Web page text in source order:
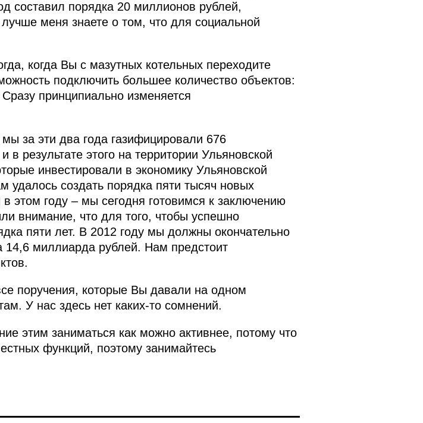
составил порядка 20 миллионов рублей,
меня знаете о том, что для социальной
когда Вы с мазутных котельных переходите
подключить большее количество объектов:
принципиально изменяется
за эти два года газифицировали 676
результате этого на территории Ульяновской
инвестировали в экономику Ульяновской
создать порядка пяти тысяч новых
этом году – мы сегодня готовимся к заключению
внимание, что для того, чтобы успешно
пяти лет. В 2012 году мы должны окончательно
14,6 миллиарда рублей. Нам предстоит
поручения, которые Вы давали на одном
У нас здесь нет каких‑то сомнений.
этим заниматься как можно активнее, потому что
функций, поэтому занимайтесь